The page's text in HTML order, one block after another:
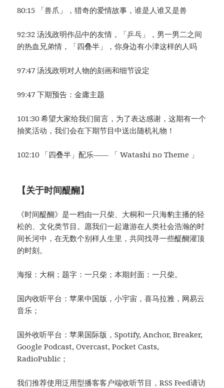
80:15 「兽爪」，猎奇的爱情故事，谁是人谁又是兽
92:32 汤浅政明作品中的友情，「乒乓」，男一男二之间
的热血兄弟情，「四叠半」，你身边有小津这样的人吗
97:47 汤浅政明对人物的刻画和细节设定
99:47 下期预告：金庸主题
101:30 希望大家给我们留言，为了表达感谢，这期有一个
抽奖活动，我们会在下期节目中送出随机礼物！
102:10 「四叠半」配乐—— 「 Watashi no Theme 」
【关于时间醍醐】
《时间醍醐》是一档由一只柴、大桐和一只海豹主播的轻
松的、文化类节目。愿我们一起遨游在人类社会浩瀚的时
间长河中，在无数个别样人生里，共同找寻一些醍醐灌顶
的时刻。
海报：大桐；题字：一只柴；本期封面：一只柴。
国内收听平台：苹果中国版，小宇宙，喜马拉雅，网易云
音乐；
国外收听平台：苹果国际版，Spotify, Anchor, Breaker,
Google Podcast, Overcast, Pocket Casts,
RadioPublic；
我们推荐使用泛用型播客客户端收听节目，RSS Feed请访